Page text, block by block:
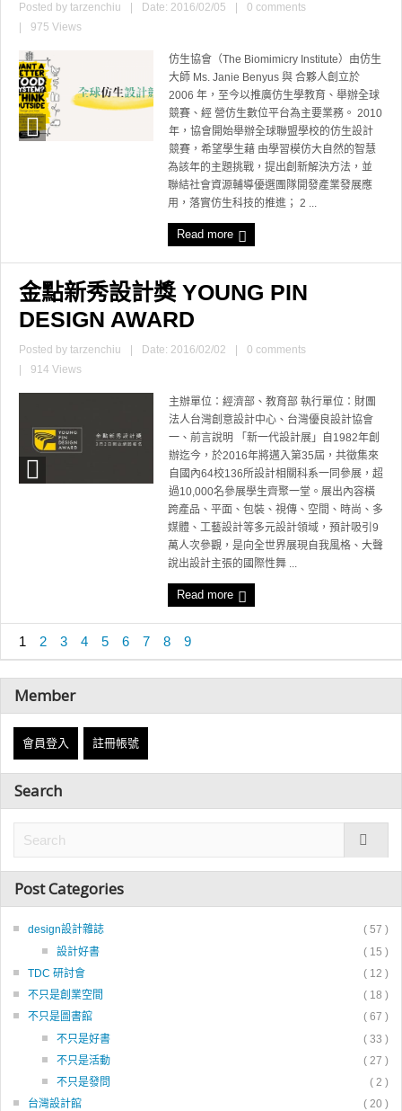
Posted by tarzenchiu Date: 2016/02/05
0 comments
975 Views
仿生協會（The Biomimicry Institute）由仿生
大師 Ms. Janie Benyus 與 合夥人創立於
2006 年，至今以推廣仿生學教育、舉辦全球
競賽、經 營仿生數位平台為主要業務。 2010
年，協會開始舉辦全球聯盟學校的仿生設計
競賽，希望學生藉 由學習模仿大自然的智慧
為該年的主題挑戰，提出創新解決方法，並
聯結社會資源輔導優選團隊開發產業發展應
用，落實仿生科技的推進； 2 ...
Read more
金點新秀設計獎 YOUNG PIN
DESIGN AWARD
Posted by tarzenchiu Date: 2016/02/02
0 comments
914 Views
主辦單位：經濟部、教育部 執行單位：財團
法人台灣創意設計中心、台灣優良設計協會
一、前言說明 「新一代設計展」自1982年創
辦迄今，於2016年將邁入第35屆，共徵集來
自國內64校136所設計相關科系一同參展，超
過10,000名參展學生齊聚一堂。展出內容橫
跨產品、平面、包裝、視傳、空間、時尚、多
媒體、工藝設計等多元設計領域，預計吸引9
萬人次參觀，是向全世界展現自我風格、大聲
說出設計主張的國際性舞 ...
Read more
1 2 3 4 5 6 7 8 9
Member
會員登入 註冊帳號
Search
Post Categories
design設計雜誌
( 57 )
設計好書
( 15 )
TDC 研討會
( 12 )
不只是創業空間
( 18 )
不只是圖書館
( 67 )
不只是好書
( 33 )
不只是活動
( 27 )
不只是發問
( 2 )
台灣設計館
( 20 )